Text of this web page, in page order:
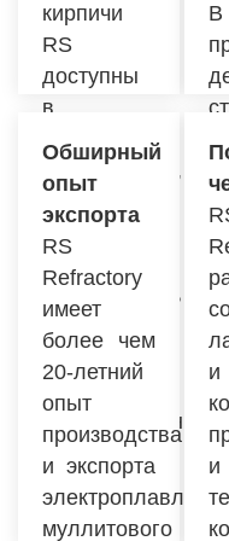
кирпичи
RS
доступны
в
различных
применениях,
и формах.
RS может
предоставить
различные
материалы
удовлетворения
ваших
требований
В
Обширный
опыт
экспорта
RS
Refractory
имеет
более чем
20-летний
опыт
производства
и экспорта
муллитового
и
и